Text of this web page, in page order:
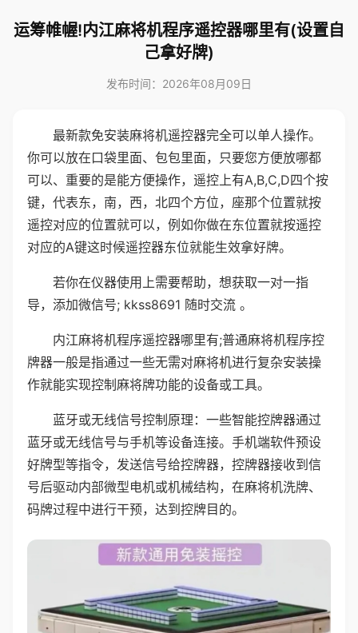
运筹帷幄!内江麻将机程序遥控器哪里有(设置自
己拿好牌)
发布时间：2026年08月09日
最新款免安装麻将机遥控器完全可以单人操作。
你可以放在口袋里面、包包里面，只要您方便放哪都
可以、重要的是能方便操作，遥控上有A,B,C,D四个按
键，代表东，南，西，北四个方位，座那个位置就按
遥控对应的位置就可以，例如你做在东位置就按遥控
对应的A键这时候遥控器东位就能生效拿好牌。
若你在仪器使用上需要帮助，想获取一对一指
导，添加微信号; kkss8691 随时交流 。
内江麻将机程序遥控器哪里有;普通麻将机程序控
牌器一般是指通过一些无需对麻将机进行复杂安装操
作就能实现控制麻将牌功能的设备或工具。
蓝牙或无线信号控制原理：一些智能控牌器通过
蓝牙或无线信号与手机等设备连接。手机端软件预设
好牌型等指令，发送信号给控牌器，控牌器接收到信
号后驱动内部微型电机或机械结构，在麻将机洗牌、
码牌过程中进行干预，达到控牌目的。